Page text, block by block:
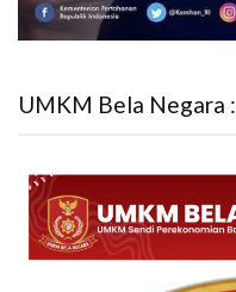
UMKM Bela Negara :